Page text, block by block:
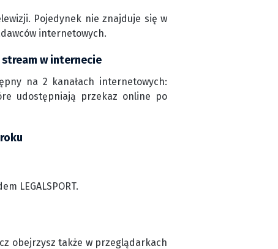
Pojedynek nie znajduje się w
internetowych.
w internecie
na 2 kanałach internetowych:
udostępniają przekaz online po
LEGALSPORT.
obejrzysz także w przeglądarkach